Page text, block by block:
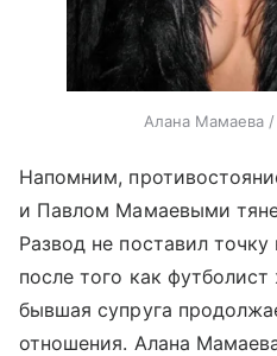
Алана Мамаева /
Напомним,
и Павлом Мамаевыми
Развод не поставил
после того как
бывшая супруга
отношения. Алана